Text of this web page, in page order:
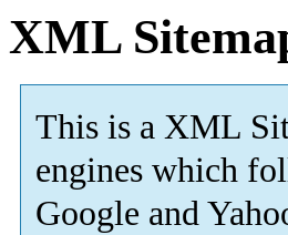
XML
This is a XML
engines which
Google and